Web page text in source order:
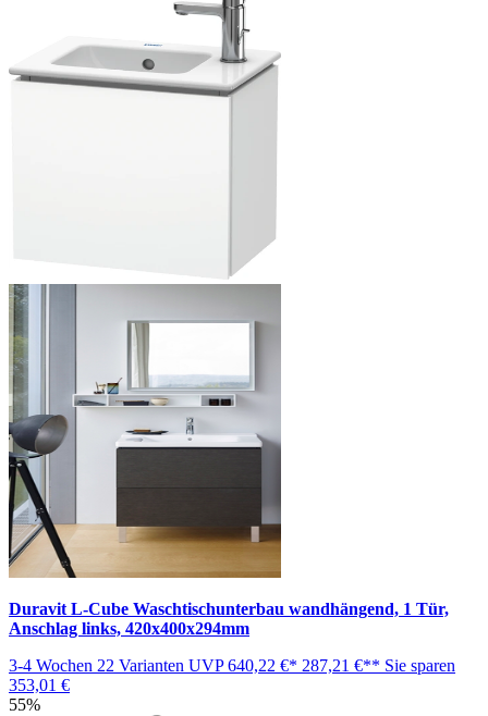
Duravit L-Cube Waschtischunterbau wandhängend, 1 Tür,
Anschlag links, 420x400x294mm
3-4 Wochen 22 Varianten UVP640,22 €* 287,21 €** Sie sparen
353,01 €
55%